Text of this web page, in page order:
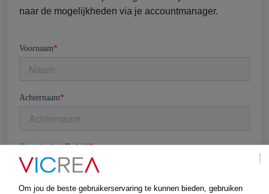
naar de mogelijkheden via je accountmanager.
Om jou de beste gebruikerservaring te kunnen bieden, gebruiken